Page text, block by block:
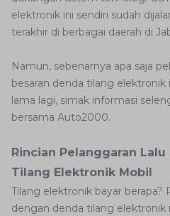
elektronik ini sendiri sudah
terakhir di berbagai daerah di
Namun, sebenarnya apa saja
besaran denda tilang elektronik
lama lagi, simak informasi
bersama Auto2000.
Rincian Pelanggaran
Tilang Elektronik Mobil
Tilang elektronik bayar berapa?
dengan denda tilang